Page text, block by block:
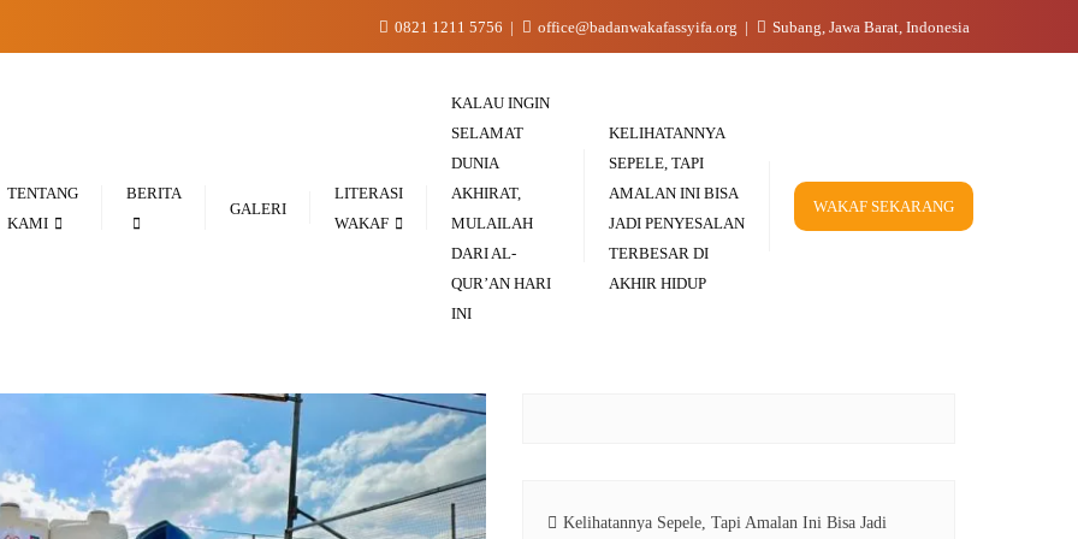
0821 1211 5756 office@badanwakafassyifa.org Subang, Jawa Barat, Indonesia
TENTANG
KAMI
BERITA
GALERI
LITERASI
WAKAF
KALAU INGIN
SELAMAT
DUNIA
AKHIRAT,
MULAILAH
DARI AL-
QUR’AN HARI
INI
KELIHATANNYA
SEPELE, TAPI
AMALAN INI BISA
JADI PENYESALAN
TERBESAR DI
AKHIR HIDUP
WAKAF SEKARANG
Kelihatannya Sepele, Tapi Amalan Ini Bisa Jadi